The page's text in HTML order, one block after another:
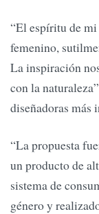
“El espíritu de
femenino,
La inspiración
con la
diseñadoras más
“La propuesta
un producto de
sistema de
género y